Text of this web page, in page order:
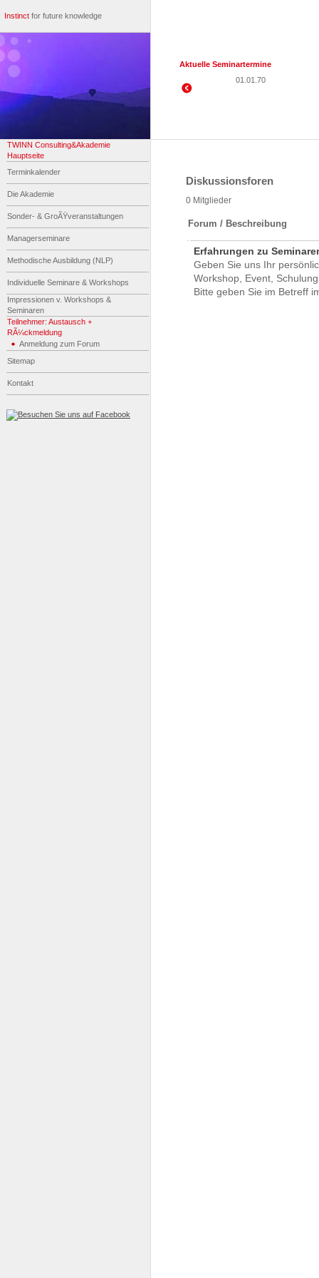
Instinct for future knowledge
Aktuelle Seminartermine
01.01.70
TWINN Consulting&Akademie
Hauptseite
Terminkalender
Die Akademie
Sonder- & GroÃŸveranstaltungen
Managerseminare
Methodische Ausbildung (NLP)
Individuelle Seminare & Workshops
Impressionen v. Workshops &
Seminaren
Teilnehmer: Austausch +
RÃ¼ckmeldung
Anmeldung zum Forum
Sitemap
Kontakt
Diskussionsforen
0 Mitglieder
Forum / Beschreibung
Erfahrungen zu
Geben Sie uns Ihr
Workshop, Event,
Bitte geben Sie im Betreff